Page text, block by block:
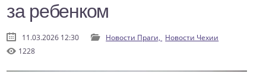
за ребенком
11.03.2026 12:30 Новости Праги, Новости Чехии
1228